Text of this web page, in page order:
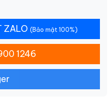
ZALO (Bảo mật 100%)
1246